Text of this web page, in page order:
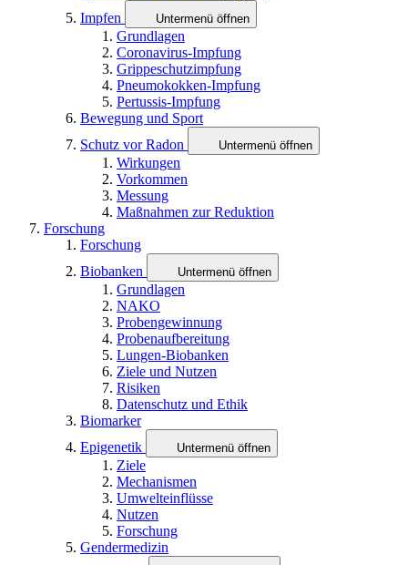
Impfen
Untermenü öffnen
Grundlagen
Coronavirus-Impfung
Grippeschutzimpfung
Pneumokokken-Impfung
Pertussis-Impfung
Bewegung und Sport
Schutz vor Radon
Untermenü öffnen
Wirkungen
Vorkommen
Messung
Maßnahmen zur Reduktion
Forschung
Forschung
Biobanken
Untermenü öffnen
Grundlagen
NAKO
Probengewinnung
Probenaufbereitung
Lungen-Biobanken
Ziele und Nutzen
Risiken
Datenschutz und Ethik
Biomarker
Epigenetik
Untermenü öffnen
Ziele
Mechanismen
Umwelteinflüsse
Nutzen
Forschung
Gendermedizin